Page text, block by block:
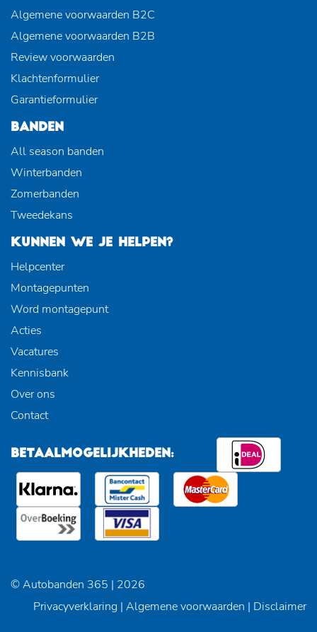
Algemene voorwaarden B2C
Algemene voorwaarden B2B
Review voorwaarden
Klachtenformulier
Garantieformulier
BANDEN
All season banden
Winterbanden
Zomerbanden
Tweedekans
KUNNEN WE JE HELPEN?
Helpcenter
Montagepunten
Word montagepunt
Acties
Vacatures
Kennisbank
Over ons
Contact
BETAALMOGELIJKHEDEN:
© Autobanden 365 | 2026
Privacyverklaring | Algemene voorwaarden | Disclaimer